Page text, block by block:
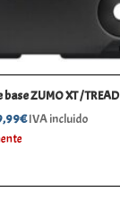
ZUMO XT / TREAD
€IVA incluido